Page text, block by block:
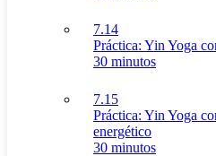
7.14
Práctica: Yin Yoga
30 minutos
7.15
Práctica: Yin Yoga
energético
30 minutos